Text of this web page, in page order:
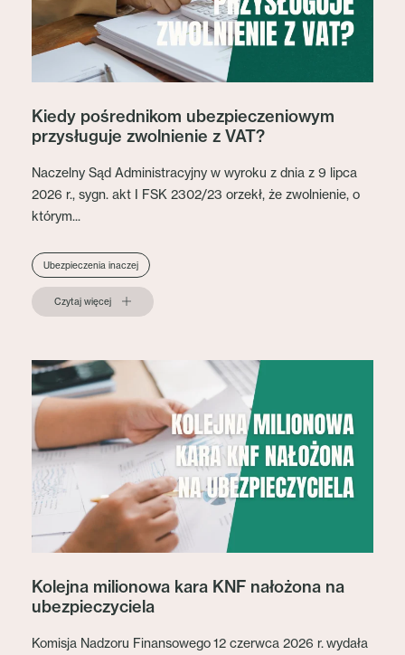
Kiedy pośrednikom ubezpieczeniowym
przysługuje zwolnienie z VAT?
Naczelny Sąd Administracyjny w wyroku z dnia z 9 lipca
2026 r., sygn. akt I FSK 2302/23 orzekł, że zwolnienie, o
którym...
Ubezpieczenia inaczej
Czytaj więcej
Kolejna milionowa kara KNF nałożona na
ubezpieczyciela
Komisja Nadzoru Finansowego 12 czerwca 2026 r. wydała